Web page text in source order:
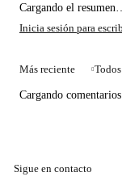
Cargando el resumen…
Más reciente Todos
Cargando
Sigue en contacto